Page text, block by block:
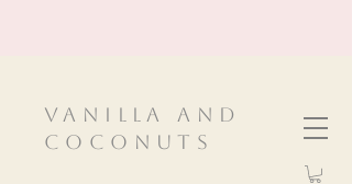
VanIlla and
Coconuts